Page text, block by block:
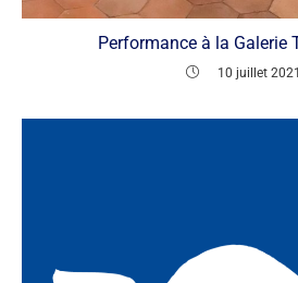
Performance à la Galerie
10 juillet 2021